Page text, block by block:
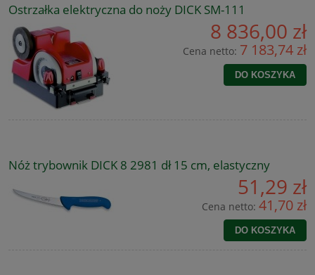
Ostrzałka elektryczna do noży DICK SM-111
8 836,00 zł
Cena netto: 7 183,74 zł
DO KOSZYKA
Nóż trybownik DICK 8 2981 dł 15 cm, elastyczny
51,29 zł
Cena netto: 41,70 zł
DO KOSZYKA